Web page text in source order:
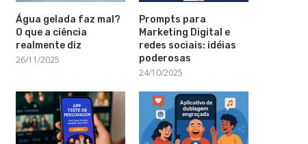
Água gelada faz mal?
O que a ciência
realmente diz
26/11/2025
Prompts para
Marketing Digital e
redes sociais: idéias
poderosas
24/10/2025